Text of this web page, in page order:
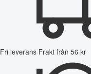
Fri leverans Frakt från 56 kr